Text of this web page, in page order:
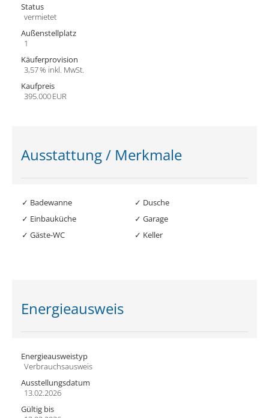
Status
vermietet
Außen­stellplatz
1
Käufer­provision
3,57 % inkl. MwSt.
Kaufpreis
395.000 EUR
Ausstattung / Merkmale
✓ Badewanne
✓ Dusche
✓ Einbauküche
✓ Garage
✓ Gäste-WC
✓ Keller
Energieausweis
Energieausweistyp
Verbrauchs­ausweis
Ausstellungsdatum
13.02.2026
Gültig bis